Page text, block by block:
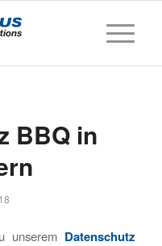
BBQ in
unserem Datenschutz